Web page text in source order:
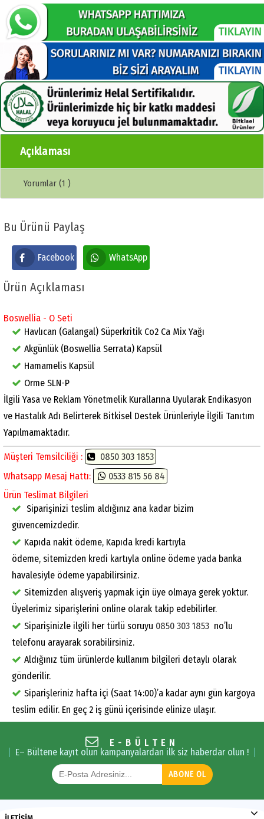
Açıklaması
Yorumlar (1 )
Bu Ürünü Paylaş
Facebook WhatsApp
Ürün Açıklaması
Boswellia - O Seti
Havlıcan (Galangal) Süperkritik Co2 Ca Mix Yağı
Akgünlük (Boswellia Serrata) Kapsül
Hamamelis Kapsül
Orme SLN-P
İlgili Yasa ve Reklam Yönetmelik Kurallarına Uyularak Endikasyon
ve Hastalık Adı Belirterek Bitkisel Destek Ürünleriyle İlgili Tanıtım
Yapılmamaktadır.
Müşteri Temsilciliği :
0850 303 1853
Whatsapp Mesaj Hattı:
0533 815 56 84
Ürün Teslimat Bilgileri
Siparişinizi teslim aldığınız ana kadar bizim
güvencemizdedir.
Kapıda nakit ödeme, Kapıda kredi kartıyla
ödeme, sitemizden kredi kartıyla online ödeme yada banka
havalesiyle ödeme yapabilirsiniz.
Sitemizden alışveriş yapmak için üye olmaya gerek yoktur.
Üyelerimiz siparişlerini online olarak takip edebilirler.
Siparişinizle ilgili her türlü soruyu 0850 303 1853 no’lu
telefonu arayarak sorabilirsiniz.
Aldığınız tüm ürünlerde kullanım bilgileri detaylı olarak
gönderilir.
Siparişleriniz hafta içi (Saat 14:00)’a kadar aynı gün kargoya
teslim edilir. En geç 2 iş günü içerisinde elinize ulaşır.
E-BÜLTEN
E– Bültene kayıt olun kampanyalardan ilk siz haberdar olun !
ABONE OL